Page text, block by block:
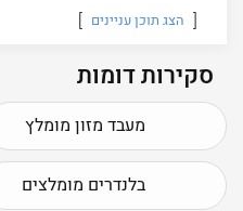
הצג תוכן עניינים
סקירות דומות
מעבד מזון מומלץ
בלנדרים מומלצים